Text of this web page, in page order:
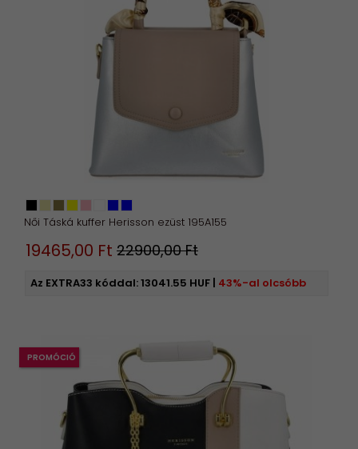
Női Táská kuffer Herisson ezüst 195A155
19465,00 Ft 22900,00 Ft
Az EXTRA33 kóddal:13041.55 HUF | 43%-al olcsóbb
PROMÓCIÓ